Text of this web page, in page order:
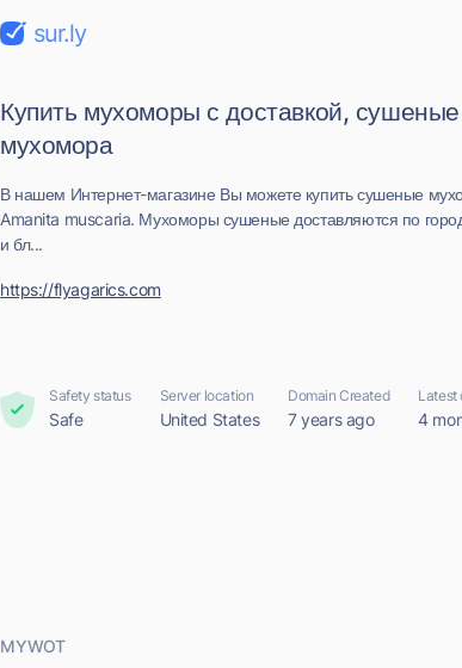
sur.ly
Купить мухоморы с доставкой,
мухомора
В нашем Интернет-магазине Вы можете купить сушеные
Amanita muscaria. Мухоморы сушеные доставляются по
и бл...
https://flyagarics.com
Safety status
Safe
Server location
United States
Domain Created
7 years ago
Latest
4
MYWOT